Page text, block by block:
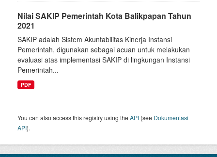
Nilai SAKIP Pemerintah Kota Balikpapan Tahun
2021
SAKIP adalah Sistem Akuntabilitas Kinerja Instansi
Pemerintah, digunakan sebagai acuan untuk melakukan
evaluasi atas implementasi SAKIP di lingkungan Instansi
Pemerintah...
PDF
You can also access this registry using theAPI (see Dokumentasi
API).